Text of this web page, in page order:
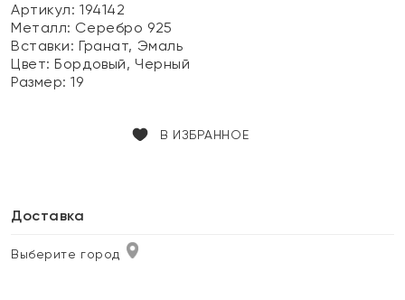
Артикул: 194142
Металл: Серебро 925
Вставки:Гранат, Эмаль
Цвет:Бордовый, Черный
Размер:19
В ИЗБРАННОЕ
Доставка
Выберите город